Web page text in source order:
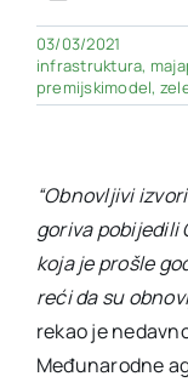
03/03/2021
infrastruktura,
premijskimodel,
“Obnovljivi
goriva pobijedili
koja je prošle
reći da su
rekao je
Međunarodne